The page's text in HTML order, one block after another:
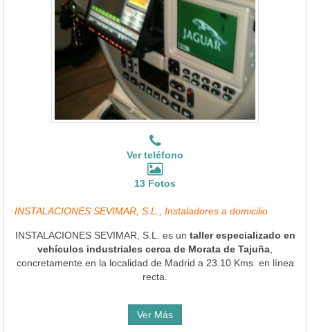
Ver teléfono
13 Fotos
INSTALACIONES SEVIMAR, S.L., Instaladores a domicilio
INSTALACIONES SEVIMAR, S.L. es un taller especializado en
vehículos industriales cerca de Morata de Tajuña
concretamente en la localidad de Madrid a 23.10 Kms. en línea
recta.
Ver Más